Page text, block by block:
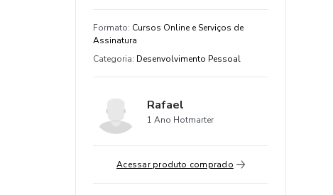
Formato: Cursos Online e Serviços de
Assinatura
Categoria: Desenvolvimento Pessoal
Rafael
1 Ano Hotmarter
Acessar produto comprado